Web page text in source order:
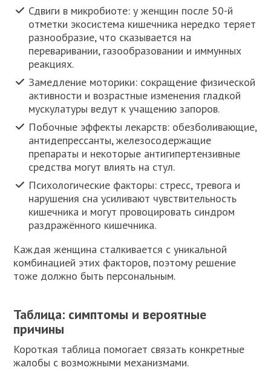
Сдвиги в микробиоте: у женщин после 50-й
отметки экосистема кишечника нередко теряет
разнообразие, что сказывается на
переваривании, газообразовании и иммунных
реакциях.
Замедление моторики: сокращение физической
активности и возрастные изменения гладкой
мускулатуры ведут к учащению запоров.
Побочные эффекты лекарств: обезболивающие,
антидепрессанты, железосодержащие
препараты и некоторые антигипертензивные
средства могут влиять на стул.
Психологические факторы: стресс, тревога и
нарушения сна усиливают чувствительность
кишечника и могут провоцировать синдром
раздражённого кишечника.
Каждая женщина сталкивается с уникальной
комбинацией этих факторов, поэтому решение
тоже должно быть персональным.
Таблица: симптомы и вероятные
причины
Короткая таблица помогает связать конкретные
жалобы с возможными механизмами.